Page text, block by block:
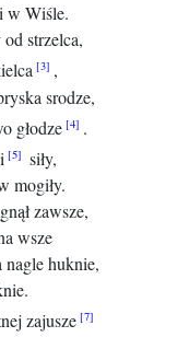
w Wiśle.
strzelca,
,
srodze,
głodze
.
siły,
mogiły.
zawsze,
wsze
nagle huknie,
zajusze